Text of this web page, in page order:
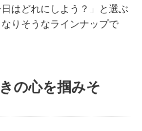
はどれにしよう？」と選ぶ
りそうなラインナップで
の心を掴みそ